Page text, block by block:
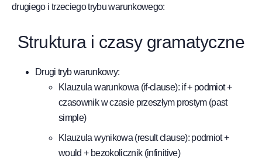
drugiego i trzeciego trybu warunkowego:
Struktura i czasy gramatyczne
Drugi tryb warunkowy:
Klauzula warunkowa (if-clause): if + podmiot +
czasownik w czasie przeszłym prostym (past
simple)
Klauzula wynikowa (result clause): podmiot +
would + bezokolicznik (infinitive)